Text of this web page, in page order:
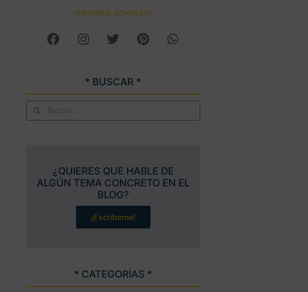
VER PERFIL COMPLETO
* BUSCAR *
¿QUIERES QUE HABLE DE
ALGÚN TEMA CONCRETO EN EL
BLOG?
¡Escríbeme!
* CATEGORÍAS *